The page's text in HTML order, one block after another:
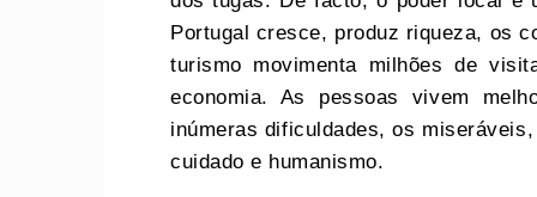
Portugal cresce, produz riqueza, os
turismo movimenta milhões de
economia. As pessoas vivem
inúmeras dificuldades, os
cuidado e humanismo.